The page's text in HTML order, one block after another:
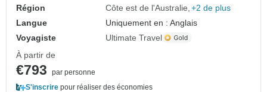
Région
Côte est de l'Australie +2 de plus
Langue
Uniquement en : Anglais
Voyagiste
Ultimate Travel
À partir de
€793
par personne
S'inscrire pour réaliser des économies